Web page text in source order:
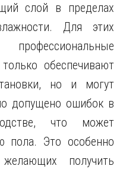
слой в пределах
Для этих
обеспечивают
но и могут
допущено ошибок в
что может
пола. Это особенно
получить